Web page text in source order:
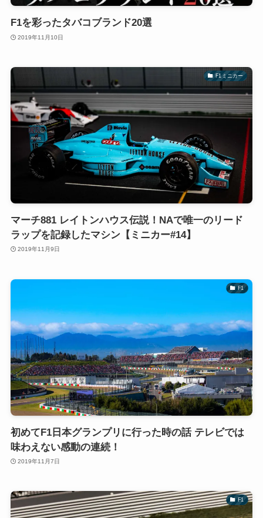
F1を彩ったタバコブランド20選
2019年11月10日
F1ミニカー
マーチ881 レイトンハウス伝説！NAで唯一のリード
ラップを記録したマシン【ミニカー#14】
2019年11月9日
F1
初めてF1日本グランプリに行った時の話 テレビでは
味わえない感動の連続！
2019年11月7日
F1